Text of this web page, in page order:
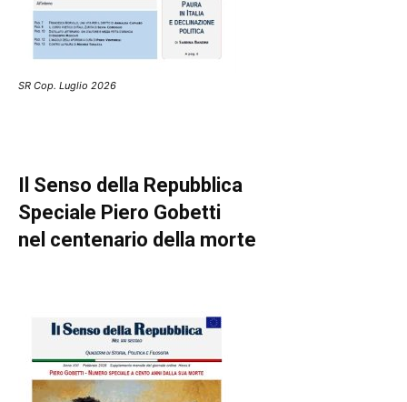
SR Cop. Luglio 2026
Il Senso della Repubblica
Speciale Piero Gobetti
nel centenario della morte